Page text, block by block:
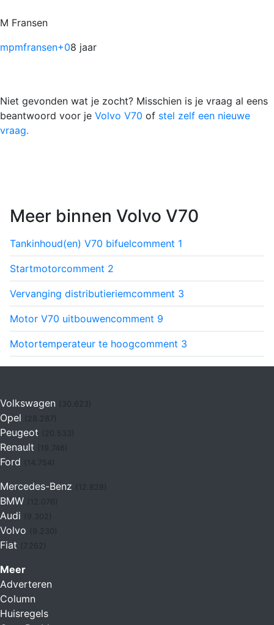
M Fransen
mpmfransen+08 jaar
Niet gevonden wat je zocht? Misschien is je vraag al eens
beantwoord voor je Volvo V70 of stel zelf een nieuwe
vraag.
Meer binnen Volvo V70
Tankinhoud(en) V70 bifuelcomment 1
Startmotorcomment 2
Vervanging distributieriemcomment 3
Motor V70 uitbouwencomment 9
Motortemperateur te hoogcomment 3
Volkswagen (30.623)
Opel
Peugeot
Renault (19.746)
Ford (14.754)
Mercedes-Benz
BMW (12.076)
Audi
Volvo
Fiat (7.262)
Meer
Adverteren
Column
Huisregels